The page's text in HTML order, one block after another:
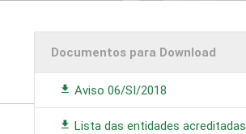
Documentos para Download
Aviso 06/SI/2018
Lista das entidades acreditadas